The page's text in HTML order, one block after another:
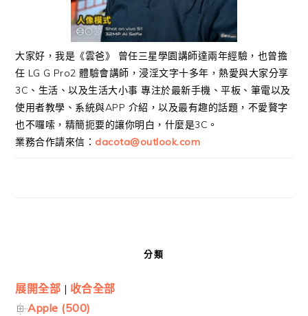
大家好，我是《雲爸》 曾任三星學園講師達兩年經驗，也曾擔
任 LG G Pro2 體驗會講師，浸淫文字十多年，熱愛與大家分享
3C、生活、以及生活大小事 專注於最新手機、平板、筆電以及
使用者教學、系統與APP 介紹，以及最有趣的話題，不愛贅字
也不囉嗦，精簡扼要的讓你明白，什麼是3C。
業務合作請來信： dacota@outlook.com
分類
展開全部 | 收合全部
Apple (500)